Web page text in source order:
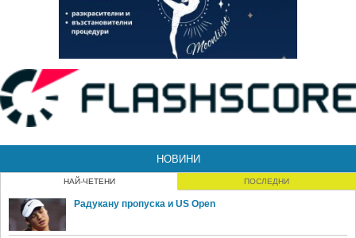
НОВИНИ
НАЙ-ЧЕТЕНИ ПОСЛЕДНИ
Радукану пропуска и US Open